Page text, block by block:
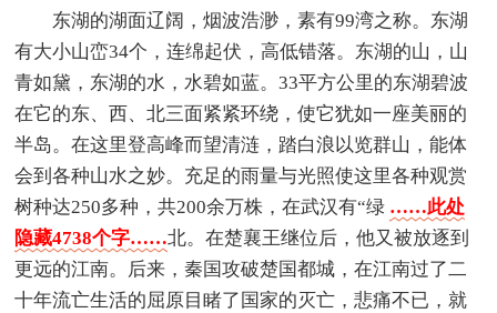
东湖的湖面辽阔，烟波浩渺，素有99湾之称。东湖
有大小山峦34个，连绵起伏，高低错落。东湖的山，山
青如黛，东湖的水，水碧如蓝。33平方公里的东湖碧波
在它的东、西、北三面紧紧环绕，使它犹如一座美丽的
半岛。在这里登高峰而望清涟，踏白浪以览群山，能体
会到各种山水之妙。充足的雨量与光照使这里各种观赏
树种达250多种，共200余万株，在武汉有“绿 ……此处
隐藏4738个字……北。在楚襄王继位后，他又被放逐到
更远的江南。后来，秦国攻破楚国都城，在江南过了二
十年流亡生活的屈原目睹了国家的灭亡，悲痛不已，就